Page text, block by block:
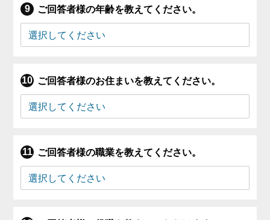
ご回答者様の年齢を教えてください。
ご回答者様のお住まいを教えてください。
ご回答者様の職業を教えてください。